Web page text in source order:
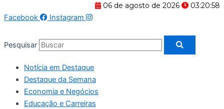
06 de agosto de 2026
03:20:58
Facebook
Instagram
Pesquisar
Notícia em Destaque
Destaque da Semana
Economia e Negócios
Educação e Carreiras